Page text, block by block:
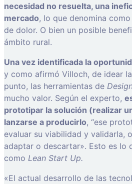
necesidad no resuelta, una
mercado, lo que denomina como
de dolor. O bien un posible
ámbito rural.
Una vez identificada la
y como afirmó Villoch, de idear
punto, las herramientas de
mucho valor. Según el experto,
prototipar la solución (realizar
lanzarse a producirlo, “ese
evaluar su viabilidad y validarla,
adaptar o descartar». Esto es lo
como Lean Start Up.
«El actual desarrollo de las